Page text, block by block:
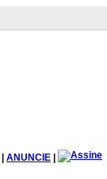
| ANUNCIE |